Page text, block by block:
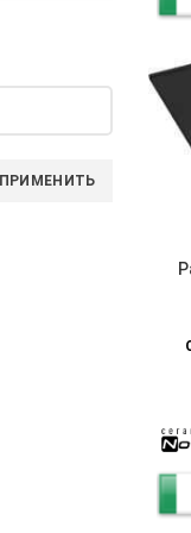
ПРИМЕНИТЬ